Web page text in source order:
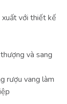
xuất với thiết kế
và sang
rượu vang làm